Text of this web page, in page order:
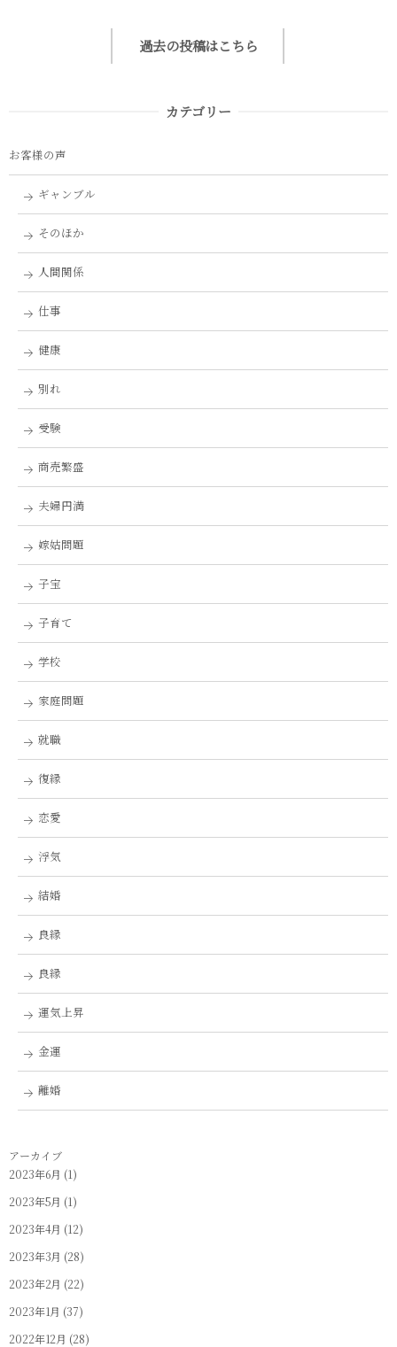
過去の投稿はこちら
カテゴリー
お客様の声
ギャンブル
そのほか
人間関係
仕事
健康
別れ
受験
商売繁盛
夫婦円満
嫁姑問題
子宝
子育て
学校
家庭問題
就職
復縁
恋愛
浮気
結婚
良縁
良縁
運気上昇
金運
離婚
アーカイブ
2023年6月 (1)
2023年5月 (1)
2023年4月 (12)
2023年3月 (28)
2023年2月 (22)
2023年1月 (37)
2022年12月 (28)